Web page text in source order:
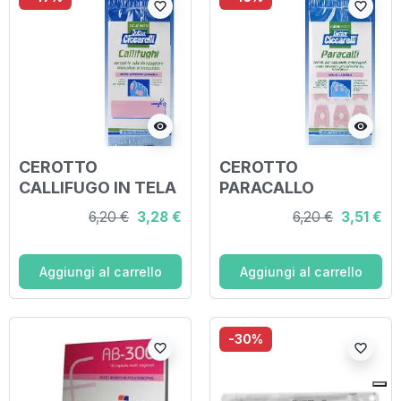
visibility
favorite_border
CEROTTO
CALLIFUGO IN TELA
RITAGLIARE E
APPLICARE SU
CORNEE IGIENE
PIEDE 2 PEZZI
6,20 € 3,28 €
Aggiungi al carrello
visibility
favorite_border
CEROTTO
PARACALLO
SAGOMATO PER
CALLI MOLLI
APPLICARE SU
FORMAZIONE
IGIENEPIEDE 9 PEZZI
6,20 € 3,51 €
Aggiungi al carrello
favorite_border
-30%
favorite_border